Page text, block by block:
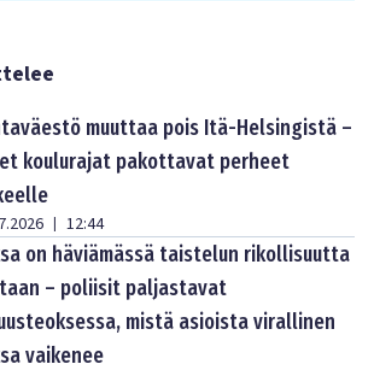
muuttaa pois Itä-Helsingistä –
koulurajat pakottavat perheet
| 12:44
on häviämässä taistelun rikollisuutta
– poliisit paljastavat
mistä asioista virallinen
vaikenee